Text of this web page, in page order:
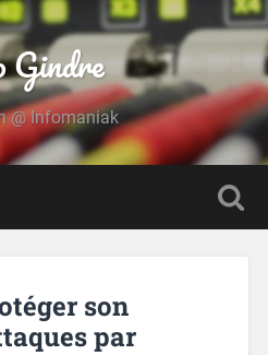
Gindre
@ Infomaniak
son
par